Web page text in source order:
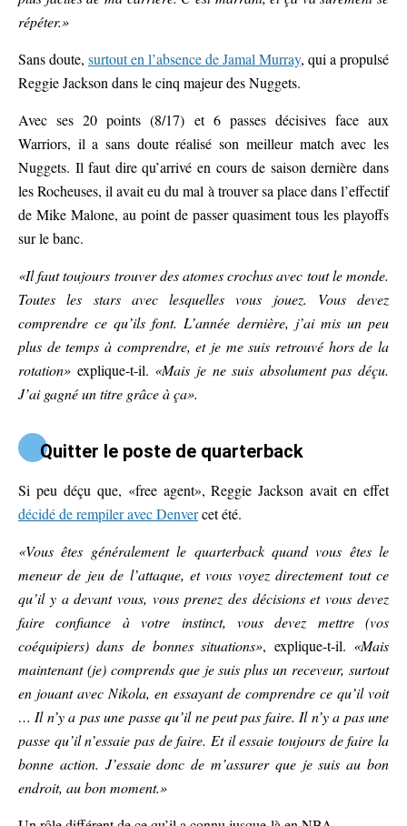
répéter.»
Sans doute, surtout en l’absence de Jamal Murray, qui a propulsé
Reggie Jackson dans le cinq majeur des Nuggets.
Avec ses 20 points (8/17) et 6 passes décisives face aux
Warriors, il a sans doute réalisé son meilleur match avec les
Nuggets. Il faut dire qu’arrivé en cours de saison dernière dans
les Rocheuses, il avait eu du mal à trouver sa place dans l’effectif
de Mike Malone, au point de passer quasiment tous les playoffs
sur le banc.
«Il faut toujours trouver des atomes crochus avec tout le monde.
Toutes les stars avec lesquelles vous jouez. Vous devez
comprendre ce qu’ils font. L’année dernière, j’ai mis un peu
plus de temps à comprendre, et je me suis retrouvé hors de la
rotation» explique-t-il. «Mais je ne suis absolument pas déçu.
J’ai gagné un titre grâce à ça».
Quitter le poste de quarterback
Si peu déçu que, «free agent», Reggie Jackson avait en effet
décidé de rempiler avec Denvercet été.
«Vous êtes généralement le quarterback quand vous êtes le
meneur de jeu de l’attaque, et vous voyez directement tout ce
qu’il y a devant vous, vous prenez des décisions et vous devez
faire confiance à votre instinct, vous devez mettre (vos
coéquipiers) dans de bonnes situations», explique-t-il. «Mais
maintenant (je) comprends que je suis plus un receveur, surtout
en jouant avec Nikola, en essayant de comprendre ce qu’il voit
… Il n’y a pas une passe qu’il ne peut pas faire. Il n’y a pas une
passe qu’il n’essaie pas de faire. Et il essaie toujours de faire la
bonne action. J’essaie donc de m’assurer que je suis au bon
endroit, au bon moment.»